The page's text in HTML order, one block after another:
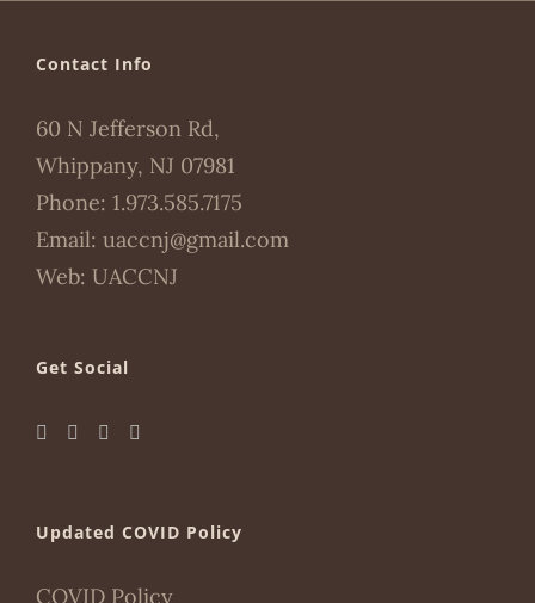
Contact Info
60 N Jefferson Rd,
Whippany, NJ 07981
Phone: 1.973.585.7175
Email: uaccnj@gmail.com
Web: UACCNJ
Get Social
Updated COVID Policy
COVID Policy